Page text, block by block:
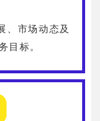
、市场动态及
目标。